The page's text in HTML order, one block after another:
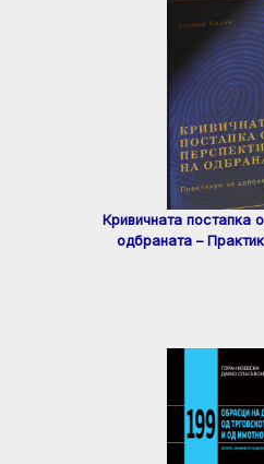
Кривичната постапка
одбраната –